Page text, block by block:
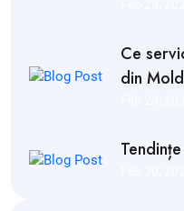
Ce
din